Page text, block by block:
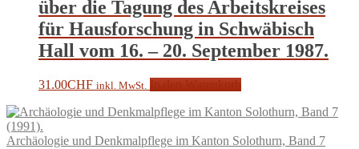
über die Tagung des Arbeitskreises
für Hausforschung in Schwäbisch
Hall vom 16. – 20. September 1987.
31.00CHF inkl. MwSt.
Archäologie und Denkmalpflege im Kanton Solothurn, Band 7